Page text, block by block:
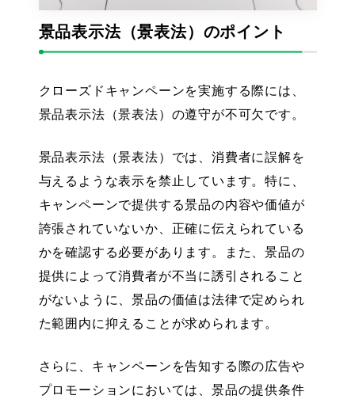
景品表示法（景表法）のポイント
クローズドキャンペーンを実施する際には、
景品表示法（景表法） の遵守が不可欠です。
景品表示法（景表法）では、消費者に誤解を
与えるような表示を禁止しています。特に、
キャンペーンで提供する景品の内容や価値が
誇張されていないか、正確に伝えられている
かを確認する必要があります。また、景品の
提供によって消費者が不当に誘引されること
がないように、景品の価値は法律で定められ
た範囲内に抑えることが求められます。
さらに、キャンペーンを告知する際の広告や
プロモーションにおいては、 景品の提供条件